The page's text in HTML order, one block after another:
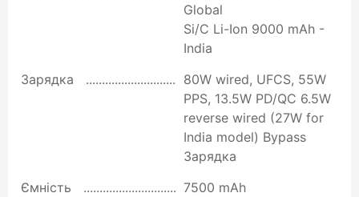
Global
Si/C Li-Ion 9000 mAh -
India
Зарядка
80W wired, UFCS, 55W
PPS, 13.5W PD/QC 6.5W
reverse wired (27W for
India model) Bypass
Зарядка
Ємність
7500 mAh